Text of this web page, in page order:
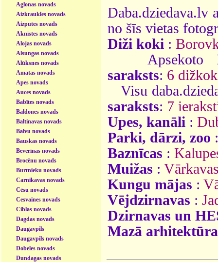
Aglonas novads
Aizkraukles novads
Aizputes novads
Aknīstes novads
Alojas novads
Alsungas novads
Alūksnes novads
Amatas novads
Apes novads
Auces novads
Babītes novads
Baldones novads
Baltinavas novads
Balvu novads
Bauskas novads
Beverīnas novads
Brocēnu novads
Burtnieku novads
Carnikavas novads
Cēsu novads
Cesvaines novads
Ciblas novads
Dagdas novads
Daugavpils
Daugavpils novads
Dobeles novads
Dundagas novads
Daba.dziedava.lv
no šīs vietas
Diži koki :
Apsekoto
saraksts: 6
Visu
saraksts: 7
Upes, kanāli :
Parki, dārzi, zoo
Baznīcas :
Muižas :
Kungu mājas :
Vējdzirnavas :
Dzirnavas un
Mazā arhitektūra